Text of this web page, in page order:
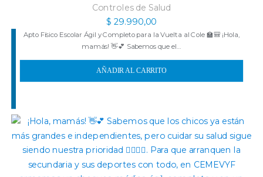
Controles de Salud
$ 29.990,00
Apto Físico Escolar Ágil y Completo para la Vuelta al Cole 🏫🎒 ¡Hola,
mamás! 👋💕 Sabemos que el…
AÑADIR AL CARRITO